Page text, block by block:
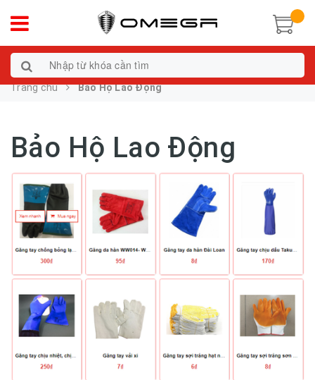
Trang chủ Bảo Hộ Lao Động
Bảo Hộ Lao Động